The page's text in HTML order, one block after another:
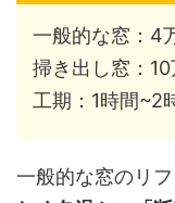
一般的な窓：4
掃き出し窓：
工期：1時間~2
一般的な窓のリ